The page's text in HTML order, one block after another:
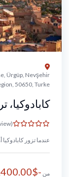
Ürgüp, Nevşehir
50650, Turke...
كابادوكيا،
(No Review)
عندما تزور
من -
$